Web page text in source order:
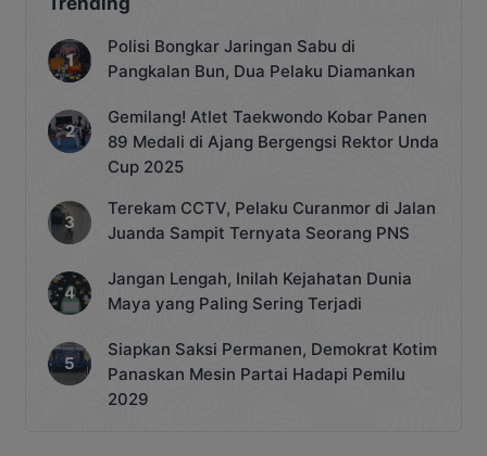
FH-UPR ini terdiri dari Ketua
Rajabduddin, Wakil Ketua Meldy Putera,
Sekretaris Endrawati, Bendahara Arif
Irawan Sanjaya disambut baik oleh
Polisi Bongkar Jaringan Sabu di
Pangkalan Bun, Dua Pelaku Diamankan
Gemilang! Atlet Taekwondo Kobar Panen
89 Medali di Ajang Bergengsi Rektor Unda
Cup 2025
Terekam CCTV, Pelaku Curanmor di Jalan
Juanda Sampit Ternyata Seorang PNS
Jangan Lengah, Inilah Kejahatan Dunia
Maya yang Paling Sering Terjadi
Siapkan Saksi Permanen, Demokrat Kotim
Panaskan Mesin Partai Hadapi Pemilu
2029